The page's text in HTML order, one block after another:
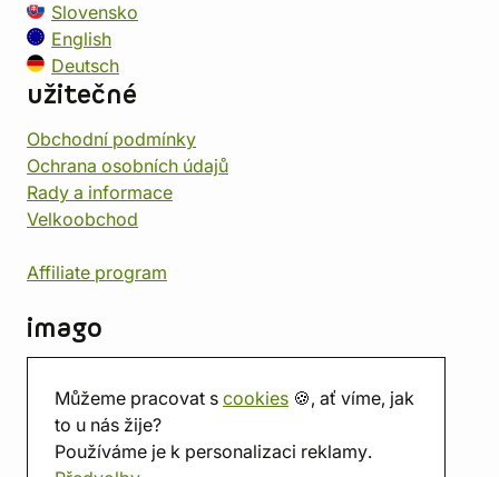
Můžeme pracovat s cookies 🍪, ať víme, jak
to u nás žije?
Používáme je k personalizaci reklamy.
Slovensko
English
Deutsch
užitečné
Obchodní podmínky
Ochrana osobních údajů
Rady a informace
Velkoobchod
Affiliate program
imago
Prodejna
Herna
O nás